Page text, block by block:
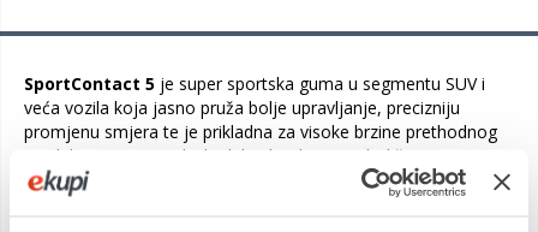
SportContact 5 je super sportska guma u segmentu SUV i
veća vozila koja jasno pruža bolje upravljanje, precizniju
promjenu smjera te je prikladna za visoke brzine prethodnog
modela. Najnovija Black Chili tehnologija poboljšava prianjanje
guma na mokrom i suhom i smanjuje put kočenja.